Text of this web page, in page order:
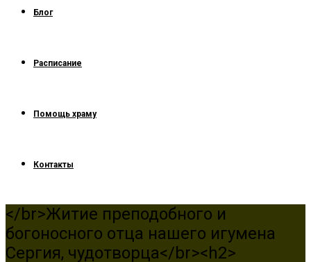
Блог
Расписание
Помощь храму
Контакты
</br>Житие преподобного и
богоносного отца нашего игумена
Сергия, чудотворца</br><h2>